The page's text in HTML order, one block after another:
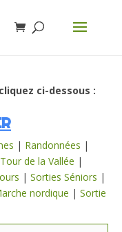
ci-dessous :
| Randonnées |
Tour de la Vallée |
| Sorties Séniors |
nordique | Sortie